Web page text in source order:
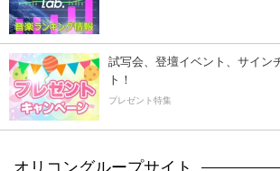
試写会、登壇イベント、サイン
ト！
プレゼント特集